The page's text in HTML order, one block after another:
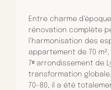
Entre charme
rénovation complète
l’harmonisation des
appartement de 70
7ᵉ arrondissement de
transformation
70-80, il a été